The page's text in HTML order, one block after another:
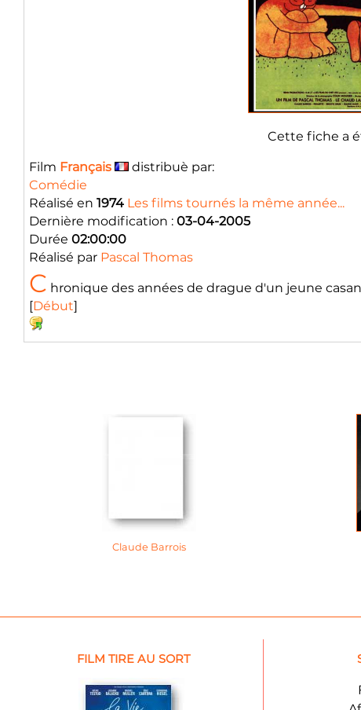
Cette fiche a
Film Français
distribuè par:
Comédie
Réalisé en 1974 Les films tournés la même année...
Dernière modification : 03-04-2005
Durée 02:00:00
Réalisé par Pascal Thomas
C hronique des années de drague d'un jeune
[Début]
Claude Barrois
FILM TIRE AU SORT